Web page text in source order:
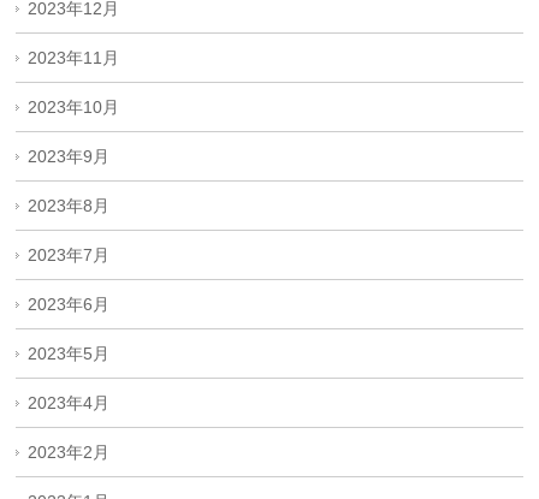
2023年12月
2023年11月
2023年10月
2023年9月
2023年8月
2023年7月
2023年6月
2023年5月
2023年4月
2023年2月